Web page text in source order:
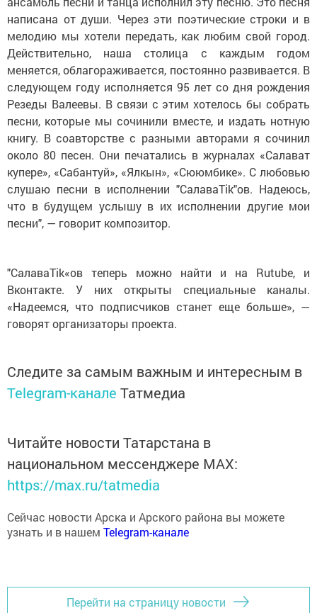
написана от души. Через эти поэтические строки и в
мелодию мы хотели передать, как любим свой город.
Действительно, наша столица с каждым годом
меняется, облагораживается, постоянно развивается. В
следующем году исполняется 95 лет со дня рождения
Резеды Валеевы. В связи с этим хотелось бы собрать
песни, которые мы сочинили вместе, и издать нотную
книгу. В соавторстве с разными авторами я сочинил
около 80 песен. Они печатались в журналах «Салават
купере», «Сабантуй», «Ялкын», «Сююмбике». С любовью
слушаю песни в исполнении "СалаваTik"ов. Надеюсь,
что в будущем услышу в их исполнении другие мои
песни", — говорит композитор.
Вконтакте. У них открыты специальные каналы.
«Надеемся, что подписчиков станет еще больше», —
говорят организаторы проекта.
Telegram-каналеТатмедиа
национальном мессенджере MАХ:
https://max.ru/tatmedia
узнать и в нашемTelegram-канале
Перейти на страницу новости